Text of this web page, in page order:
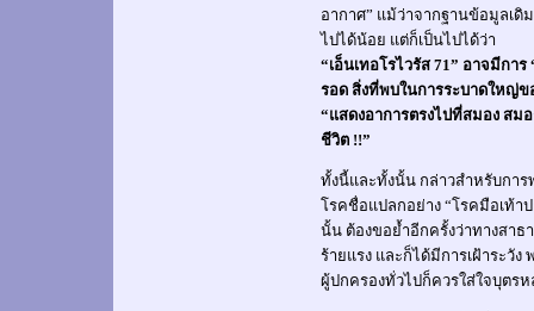
อากาศ” แม้ว่าจากฐานข้อมูลเดิ
ไปได้น้อย แต่ก็เป็นไปได้ว่า
“เอ็นเทอโรไวรัส 71” อาจมีกา
รอด สิ่งที่พบในการระบาดใหญ่ข
“แสดงอาการตรงไปที่สมอง สม
ชีวิต !!”
ทั้งนี้และทั้งนั้น กล่าวสำหรับการ
โรคชื่อแปลกอย่าง “โรคมือเท้า
นั้น ต้องขอย้ำอีกครั้งว่าทางสา
ร้ายแรง และก็ได้มีการเฝ้าระ
ผู้ปกครองทั่วไปก็ควรใส่ใจบุตร